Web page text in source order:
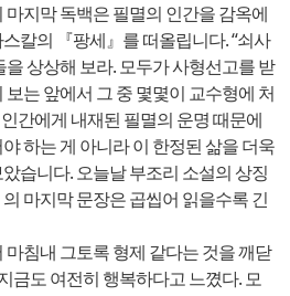
지막 독백은 필멸의 인간을 감옥에
칼의 『팡세』를 떠올립니다. “쇠사
상상해 보라. 모두가 사형선고를 받
는 앞에서 그 중 몇몇이 교수형에 처
간에게 내재된 필멸의 운명 때문에
하는 게 아니라 이 한정된 삶을 더욱
습니다. 오늘날 부조리 소설의 상징
마지막 문장은 곱씹어 읽을수록 긴
침내 그토록 형제 같다는 것을 깨닫
금도 여전히 행복하다고 느꼈다. 모